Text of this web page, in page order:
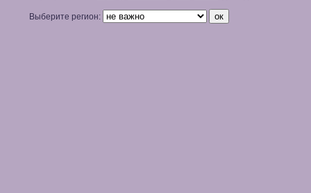
Выберите регион: